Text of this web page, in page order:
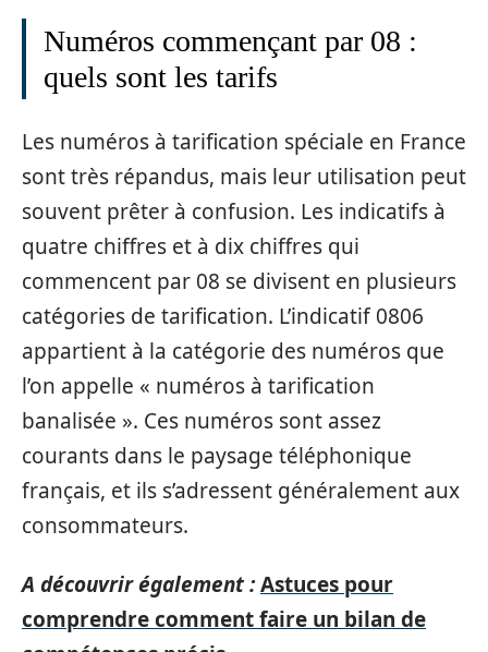
Numéros commençant par 08 :
quels sont les tarifs
Les numéros à tarification spéciale en France
sont très répandus, mais leur utilisation peut
souvent prêter à confusion. Les indicatifs à
quatre chiffres et à dix chiffres qui
commencent par 08 se divisent en plusieurs
catégories de tarification. L’indicatif 0806
appartient à la catégorie des numéros que
l’on appelle « numéros à tarification
banalisée ». Ces numéros sont assez
courants dans le paysage téléphonique
français, et ils s’adressent généralement aux
consommateurs.
A découvrir également :Astuces pour
comprendre comment faire un bilan de